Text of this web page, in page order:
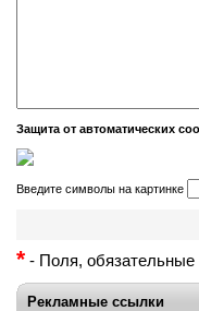
Защита от автоматических
Введите символы на картинке
* - Поля, обязательные
Рекламные ссылки